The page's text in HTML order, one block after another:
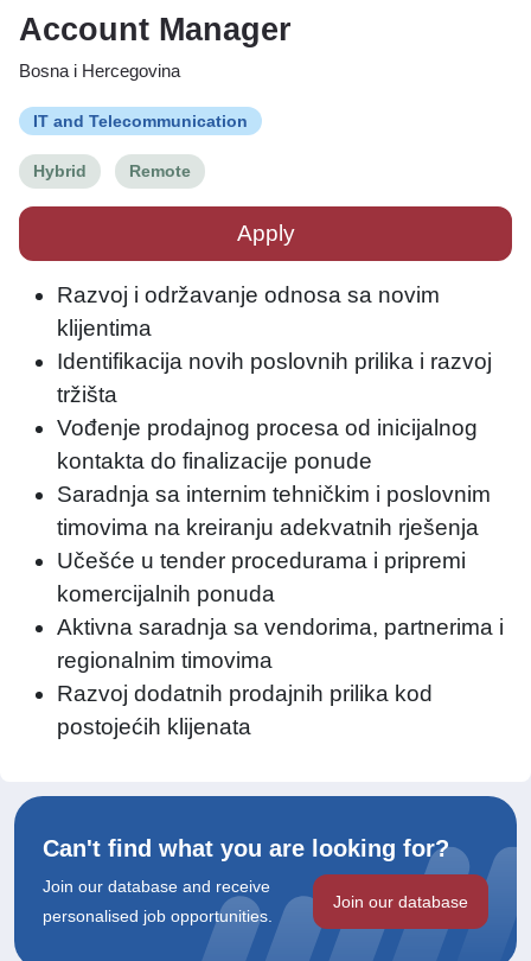
Can't find what you are looking for?
Join our database and receive
personalised job opportunities.
Join our database
Account Manager
Bosna i Hercegovina
IT and Telecommunication
Hybrid Remote
Apply
Razvoj i održavanje odnosa sa novim
klijentima
Identifikacija novih poslovnih prilika i razvoj
tržišta
Vođenje prodajnog procesa od inicijalnog
kontakta do finalizacije ponude
Saradnja sa internim tehničkim i poslovnim
timovima na kreiranju adekvatnih rješenja
Učešće u tender procedurama i pripremi
komercijalnih ponuda
Aktivna saradnja sa vendorima, partnerima i
regionalnim timovima
Razvoj dodatnih prodajnih prilika kod
postojećih klijenata